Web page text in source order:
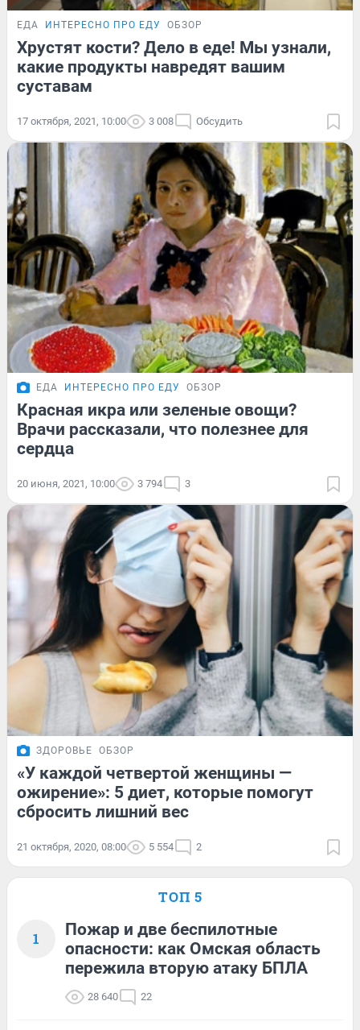
ЕДА ИНТЕРЕСНО ПРО ЕДУ ОБЗОР
Хрустят кости? Дело в еде! Мы узнали,
какие продукты навредят вашим
суставам
17 октября, 2021, 10:00 3 008 Обсудить
ЕДА ИНТЕРЕСНО ПРО ЕДУ ОБЗОР
Красная икра или зеленые овощи?
Врачи рассказали, что полезнее для
сердца
20 июня, 2021, 10:00 3 794 3
ЗДОРОВЬЕ ОБЗОР
«У каждой четвертой женщины —
ожирение»: 5 диет, которые помогут
сбросить лишний вес
21 октября, 2020, 08:00 5 554 2
ТОП 5
1
Пожар и две беспилотные
опасности: как Омская область
пережила вторую атаку БПЛА
28 640 22